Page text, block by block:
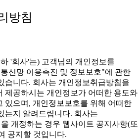
방침
'회사'는) 고객님의 개인정보를
신망 이용촉진 및 정보보호"에 관한
습니다. 회사는 개인정보취급방침을
제공하시는 개인정보가 어떠한 용도와
있으며, 개인정보보호를 위해 어떠한
는지 알려드립니다. 회사는
개정하는 경우 웹사이트 공지사항(
공지할 것입니다.